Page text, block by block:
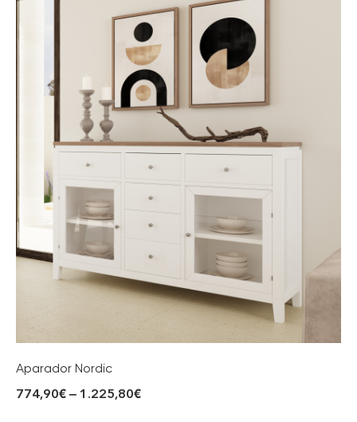
Aparador Nordic
774,90€– 1.225,80€